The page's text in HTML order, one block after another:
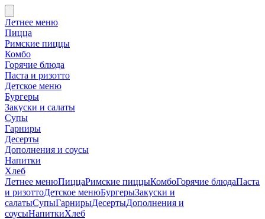
Летнее меню
Пицца
Римские пиццы
Комбо
Горячие блюда
Паста и ризотто
Детское меню
Бургеры
Закуски и салаты
Супы
Гарниры
Десерты
Дополнения и соусы
Напитки
Хлеб
Летнее менюПиццаРимские пиццыКомбоГорячие блюдаПаста
и ризоттоДетское менюБургерыЗакуски и
салатыСупыГарнирыДесертыДополнения и
соусыНапиткиХлеб